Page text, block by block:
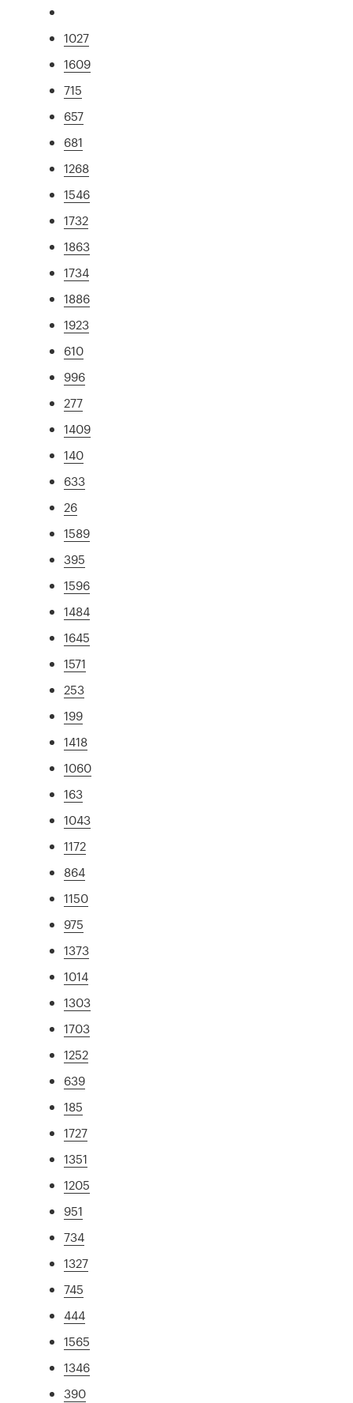
1027
1609
715
657
681
1268
1546
1732
1863
1734
1886
1923
610
996
277
1409
140
633
26
1589
395
1596
1484
1645
1571
253
199
1418
1060
163
1043
1172
864
1150
975
1373
1014
1303
1703
1252
639
185
1727
1351
1205
951
734
1327
745
444
1565
1346
390